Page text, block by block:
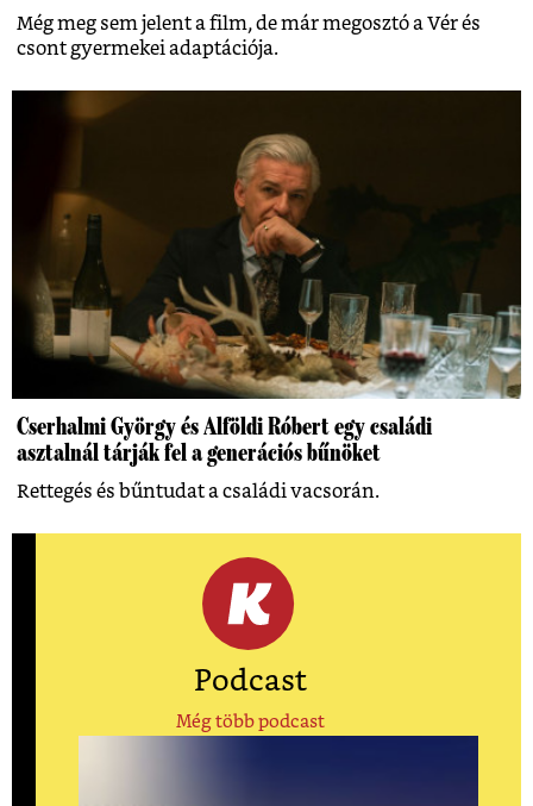
Még meg sem jelent a film, de már megosztó a Vér és
csont gyermekei adaptációja.
Cserhalmi György és Alföldi Róbert egy családi
asztalnál tárják fel a generációs bűnöket
Rettegés és bűntudat a családi vacsorán.
Podcast
Még több podcast